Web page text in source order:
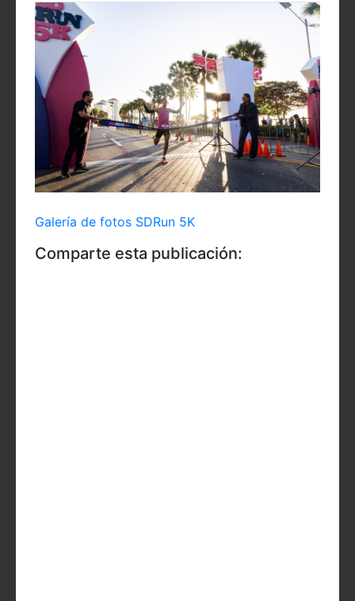
Galería de fotos SDRun 5K
Comparte esta publicación: